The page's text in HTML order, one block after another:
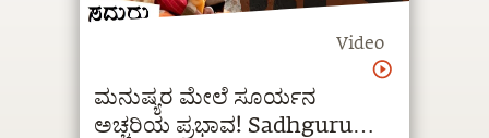
Video
ಮನುಷ್ಯರ ಮೇಲೆ ಸೂರ್ಯನ
ಅಚ್ಚರಿಯ ಪ್ರಭಾವ! Sadhguru